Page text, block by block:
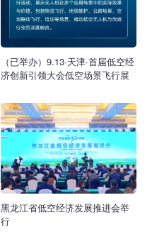
（已举办）9.13·天津·首届低空经
济创新引领大会低空场景飞行展
黑龙江省低空经济发展推进会举
行